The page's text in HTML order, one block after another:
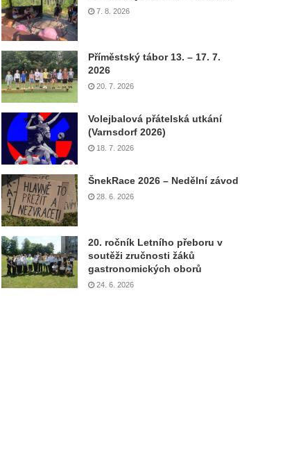
7. 8. 2026
Příměstský tábor 13. – 17. 7.
2026
20. 7. 2026
Volejbalová přátelská utkání
(Varnsdorf 2026)
18. 7. 2026
ŠnekRace 2026 – Nedělní závod
28. 6. 2026
20. ročník Letního přeboru v
soutěži zručnosti žáků
gastronomických oborů
24. 6. 2026